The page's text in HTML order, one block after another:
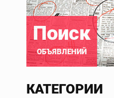
Поиск
ОБЪЯВЛЕНИЙ
КАТЕГОРИИ